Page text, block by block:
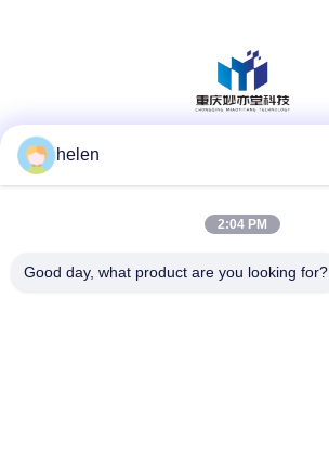
Contacto rápido
helen
2:04 PM
Good day, what product are you looking for?